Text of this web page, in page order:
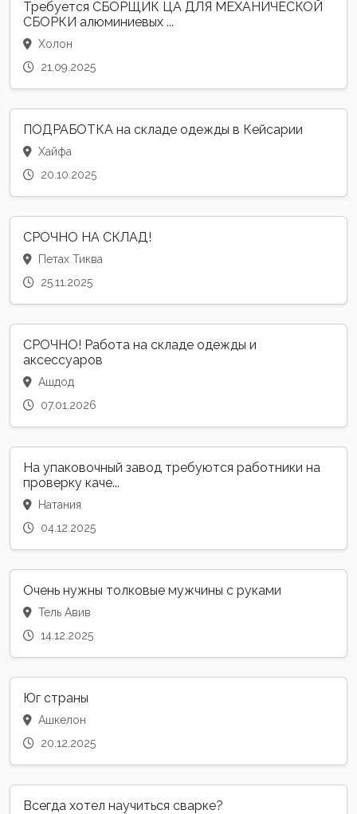
Требуется СБОРЩИК ЦА ДЛЯ МЕХАНИЧЕСКОЙ
СБОРКИ алюминиевых ...
Холон
21.09.2025
ПОДРАБОТКА на складе одежды в Кейсарии
Хайфа
20.10.2025
СРОЧНО НА СКЛАД!
Петах Тиква
25.11.2025
СРОЧНО! Работа на складе одежды и
аксессуаров
Ашдод
07.01.2026
На упаковочный завод требуются работники на
проверку каче...
Натания
04.12.2025
Очень нужны толковые мужчины с руками
Тель Авив
14.12.2025
Юг страны
Ашкелон
20.12.2025
Всегда хотел научиться сварке?